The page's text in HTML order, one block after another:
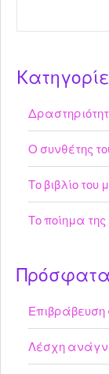
Ο συνθέτης
Το βιβλίο του
Το ποίημα
Λέσχη